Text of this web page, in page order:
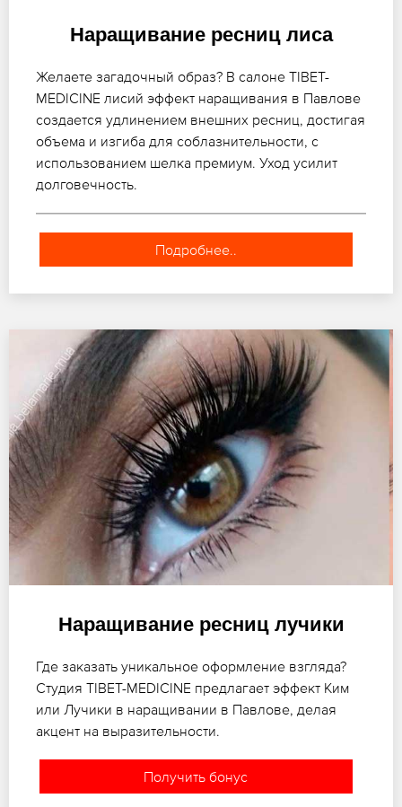
Наращивание ресниц лиса
Желаете загадочный образ? В салоне TIBET-
MEDICINE лисий эффект наращивания в Павлове
создается удлинением внешних ресниц, достигая
объема и изгиба для соблазнительности, с
использованием шелка премиум. Уход усилит
долговечность.
Подробнее..
Наращивание ресниц лучики
Где заказать уникальное оформление взгляда?
Студия TIBET-MEDICINE предлагает эффект Ким
или Лучики в наращивании в Павлове, делая
акцент на выразительности.
Получить бонус